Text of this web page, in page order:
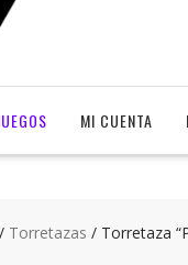
MI CUENTA
/ Torretazas / Torretaza